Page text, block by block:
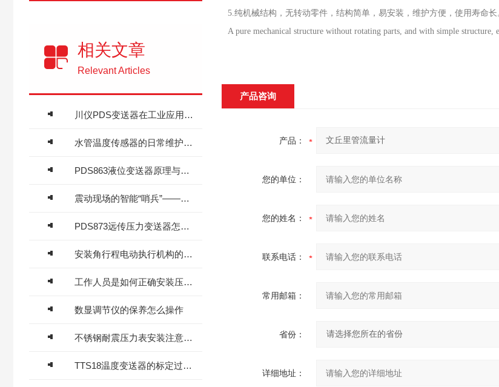
相关文章
Relevant Articles
川仪PDS变送器在工业应用中的表现
水管温度传感器的日常维护与故障排查
PDS863液位变送器原理与工业储罐液位测量应用
震动现场的智能“哨兵”——耐震电接点压力表原理与自动化控制应用
PDS873远传压力变送器怎样远程传输？
安装角行程电动执行机构的注意事项有几点
工作人员是如何正确安装压力表的
数显调节仪的保养怎么操作
不锈钢耐震压力表安装注意事项有哪些？
TTS18温度变送器的标定过程如下
5.纯机械结构，无转动零件，结构简单，易安装，维护方便，使用寿命长
A pure mechanical structure without rotating parts, and with simple structure,
产品咨询
产品：
您的单位：
您的姓名：
联系电话：
常用邮箱：
省份：
详细地址：